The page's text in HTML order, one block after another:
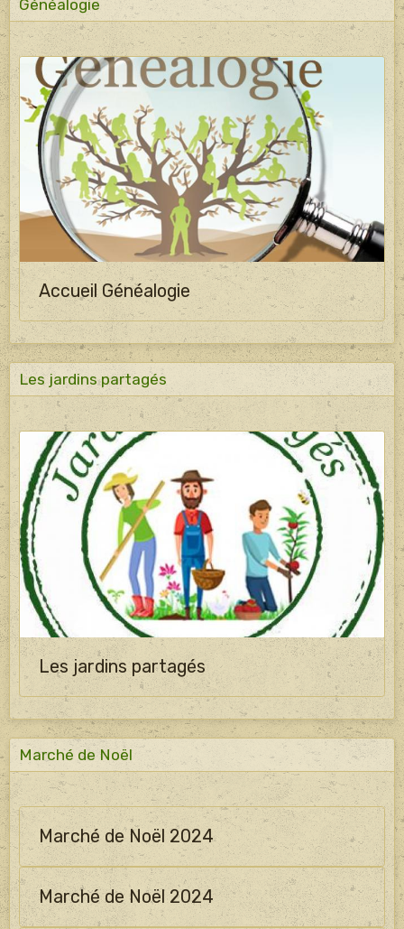
Généalogie
Accueil Généalogie
Les jardins partagés
Les jardins partagés
Marché de Noël
Marché de Noël 2024
Marché de Noël 2024